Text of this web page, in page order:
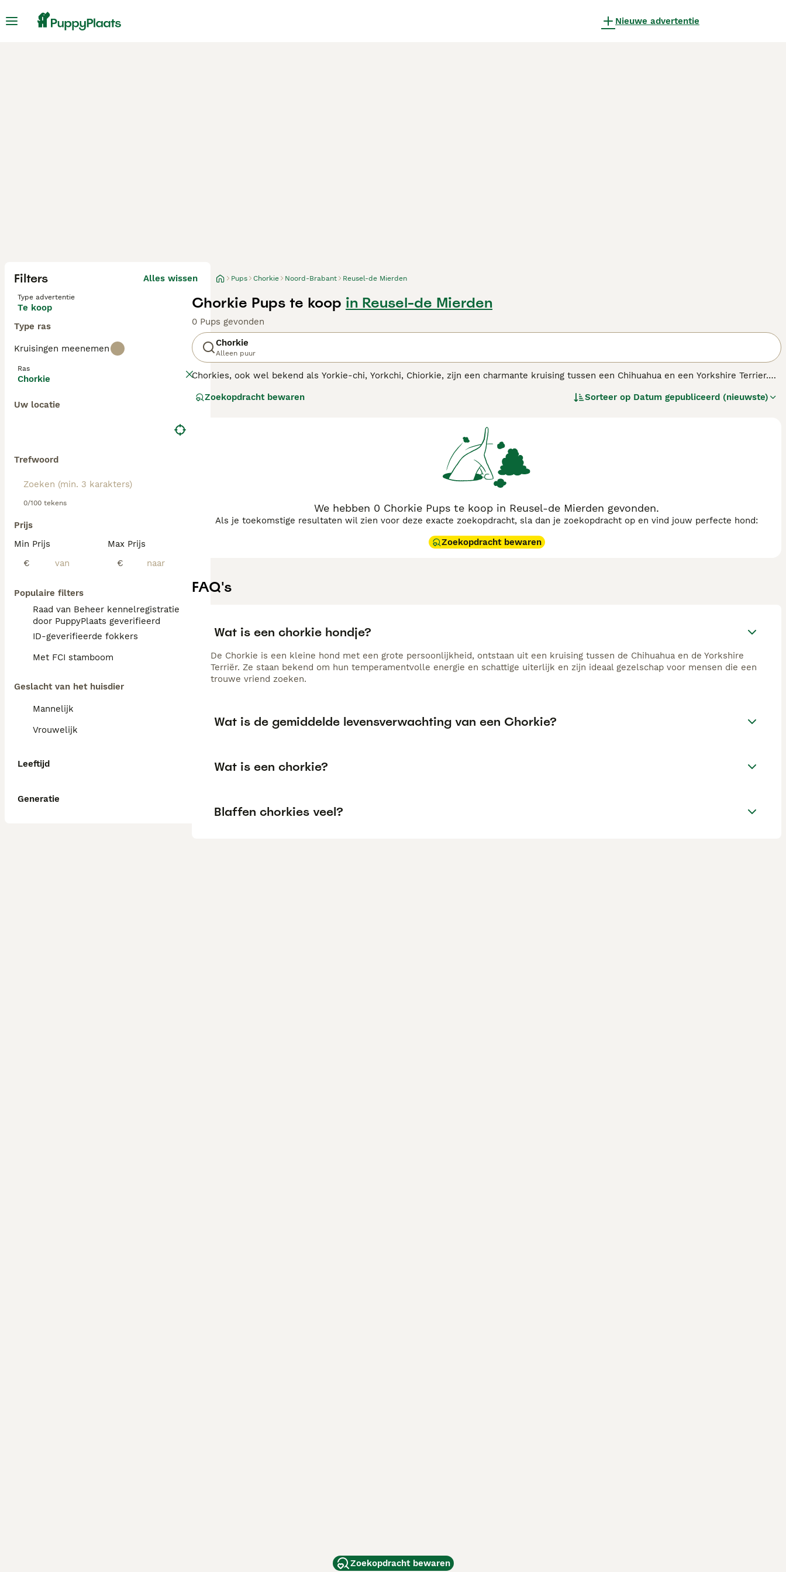
Nieuwe advertentie
Filters Alles wissen
Type advertentie
Te koop
Type ras
Kruisingen meenemen
Ras
Chorkie
Uw locatie
Trefwoord
0/100 tekens
Prijs
Min Prijs
€
Max Prijs
€
Populaire filters
Raad van Beheer kennelregistratie
door PuppyPlaats geverifieerd
ID-geverifieerde fokkers
Met FCI stamboom
Geslacht van het huisdier
Mannelijk
Vrouwelijk
Leeftijd
Generatie
Pups Chorkie Noord-Brabant Reusel-de Mierden
Chorkie Pups te koop in Reusel-de Mierden
0 Pups gevonden
Chorkie
Alleen puur
Chorkies, ook wel bekend als Yorkie-chi, Yorkchi, Chiorkie, zijn een charmante kruising tussen een Chihuahua en een Yorkshire Terrier.
de jaren negentig en werden snel populair bij mensen over de hele wereld dankzij hun kleine formaat en schattige kenmerken die ze van
Zoekopdracht bewaren Sorteer op Datum gepubliceerd (nieuwste)
We hebben 0 Chorkie Pups te koop in Reusel-de Mierden gevonden.
Als je toekomstige resultaten wil zien voor deze exacte zoekopdracht, sla dan je zoekopdracht op en vind jouw perfecte hond:
Zoekopdracht bewaren
FAQ's
Wat is een chorkie hondje?
De Chorkie is een kleine hond met een grote persoonlijkheid, ontstaan uit een kruising tussen de Chihuahua en de Yorkshire
Terriër. Ze staan bekend om hun temperamentvolle energie en schattige uiterlijk en zijn ideaal gezelschap voor mensen die een
trouwe vriend zoeken.
Wat is de gemiddelde levensverwachting van een Chorkie?
Wat is een chorkie?
Blaffen chorkies veel?
Zoekopdracht bewaren